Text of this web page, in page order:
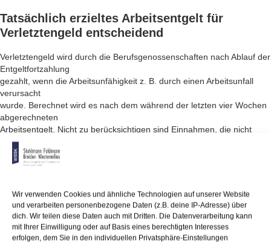
Wir verwenden Cookies und ähnliche Technologien auf unserer Website
und verarbeiten personenbezogene Daten (z.B. deine IP-Adresse) über
dich. Wir teilen diese Daten auch mit Dritten. Die Datenverarbeitung kann
mit Ihrer Einwilligung oder auf Basis eines berechtigten Interesses
erfolgen, dem Sie in den individuellen Privatsphäre-Einstellungen
Tatsächlich erzieltes Arbeitsentgelt für
Verletztengeld entscheidend
Verletztengeld wird durch die Berufsgenossenschaften nach Ablauf der
Entgeltfortzahlung
gezahlt, wenn die Arbeitsunfähigkeit z. B. durch einen Arbeitsunfall
verursacht
wurde. Berechnet wird es nach dem während der letzten vier Wochen
abgerechneten
Arbeitsentgelt. Nicht zu berücksichtigen sind Einnahmen, die nicht
nachgewiesen
werden können (z. B. Schwarzarbeit).
Arbeitsentgelt
vorenthalten wurde, das ihm aber später – etwa nach einem
gewonnenen Arbeitsgerichtsprozess
– zugeflossen ist.